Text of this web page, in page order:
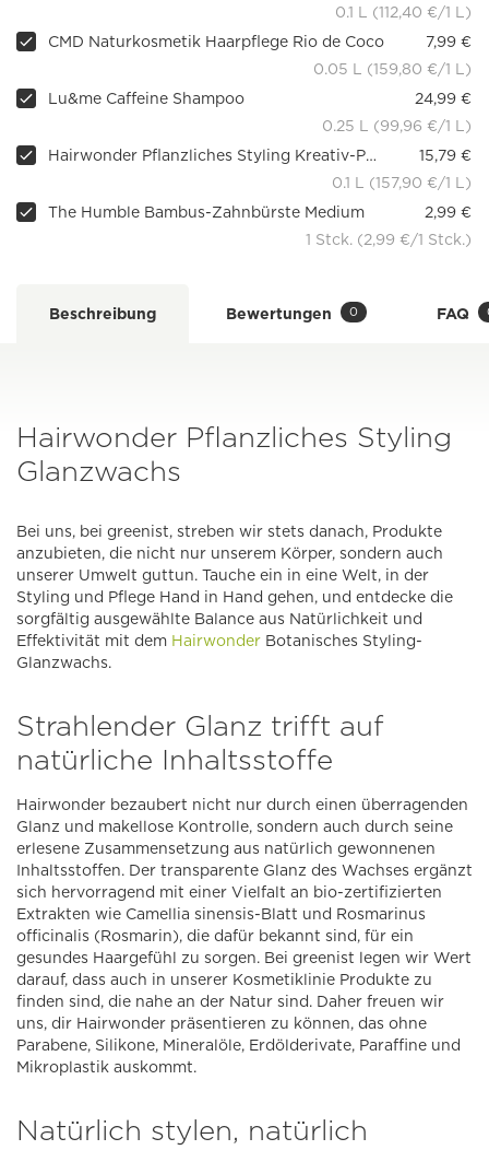
0.1 L (112,40 €/1 L)
CMD Naturkosmetik Haarpflege Rio de Coco
7,99 €
0.05 L (159,80 €/1 L)
Lu&me Caffeine Shampoo
24,99 €
0.25 L (99,96 €/1 L)
Hairwonder Pflanzliches Styling Kreativ-Paste
15,79 €
0.1 L (157,90 €/1 L)
The Humble Bambus-Zahnbürste Medium
2,99 €
1 Stck. (2,99 €/1 Stck.)
Beschreibung Bewertungen 0 FAQ
Hairwonder Pflanzliches Styling
Glanzwachs
Bei uns, bei greenist, streben wir stets danach, Produkte
anzubieten, die nicht nur unserem Körper, sondern auch
unserer Umwelt guttun. Tauche ein in eine Welt, in der
Styling und Pflege Hand in Hand gehen, und entdecke die
sorgfältig ausgewählte Balance aus Natürlichkeit und
Effektivität mit dem Hairwonder Botanisches Styling-
Glanzwachs.
Strahlender Glanz trifft auf
natürliche Inhaltsstoffe
Hairwonder bezaubert nicht nur durch einen überragenden
Glanz und makellose Kontrolle, sondern auch durch seine
erlesene Zusammensetzung aus natürlich gewonnenen
Inhaltsstoffen. Der transparente Glanz des Wachses ergänzt
sich hervorragend mit einer Vielfalt an bio-zertifizierten
Extrakten wie Camellia sinensis-Blatt und Rosmarinus
officinalis (Rosmarin), die dafür bekannt sind, für ein
gesundes Haargefühl zu sorgen. Bei greenist legen wir Wert
darauf, dass auch in unserer Kosmetiklinie Produkte zu
finden sind, die nahe an der Natur sind. Daher freuen wir
uns, dir Hairwonder präsentieren zu können, das ohne
Parabene, Silikone, Mineralöle, Erdölderivate, Paraffine und
Mikroplastik auskommt.
Natürlich stylen, natürlich